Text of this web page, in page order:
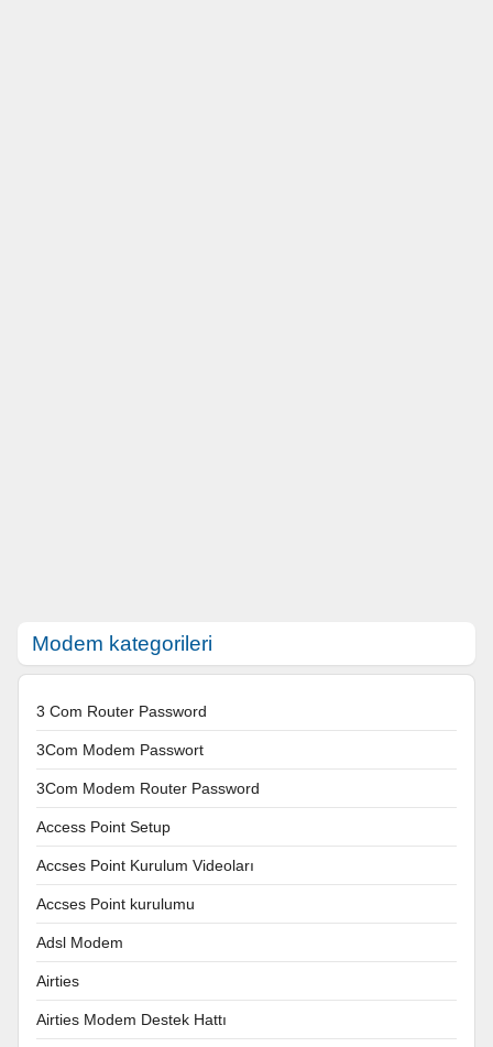
Modem kategorileri
3 Com Router Password
3Com Modem Passwort
3Com Modem Router Password
Access Point Setup
Accses Point Kurulum Videoları
Accses Point kurulumu
Adsl Modem
Airties
Airties Modem Destek Hattı